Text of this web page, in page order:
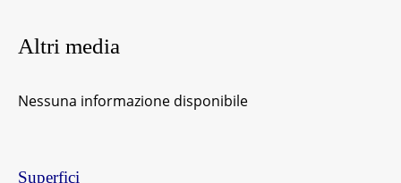
Altri media
Nessuna informazione disponibile
Superfici